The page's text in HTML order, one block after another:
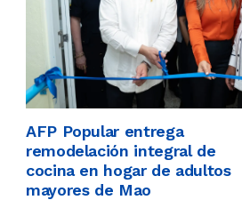
AFP Popular entrega
remodelación integral de
cocina en hogar de adultos
mayores de Mao